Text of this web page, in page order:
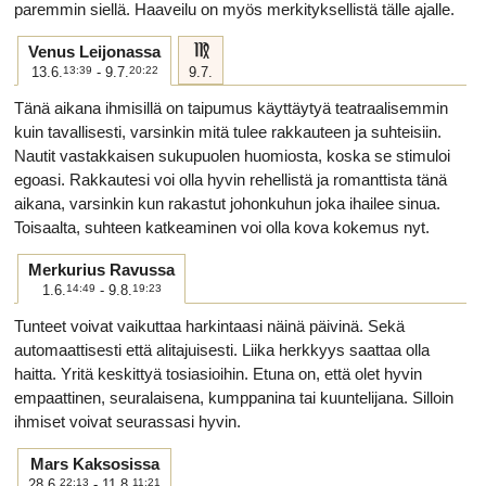
paremmin siellä. Haaveilu on myös merkityksellistä tälle ajalle.
Venus Leijonassa
13.6.13:39 - 9.7.20:22
f
9.7.
Tänä aikana ihmisillä on taipumus käyttäytyä teatraalisemmin
kuin tavallisesti, varsinkin mitä tulee rakkauteen ja suhteisiin.
Nautit vastakkaisen sukupuolen huomiosta, koska se stimuloi
egoasi. Rakkautesi voi olla hyvin rehellistä ja romanttista tänä
aikana, varsinkin kun rakastut johonkuhun joka ihailee sinua.
Toisaalta, suhteen katkeaminen voi olla kova kokemus nyt.
Merkurius Ravussa
1.6.14:49 - 9.8.19:23
Tunteet voivat vaikuttaa harkintaasi näinä päivinä. Sekä
automaattisesti että alitajuisesti. Liika herkkyys saattaa olla
haitta. Yritä keskittyä tosiasioihin. Etuna on, että olet hyvin
empaattinen, seuralaisena, kumppanina tai kuuntelijana. Silloin
ihmiset voivat seurassasi hyvin.
Mars Kaksosissa
22:13 11:21